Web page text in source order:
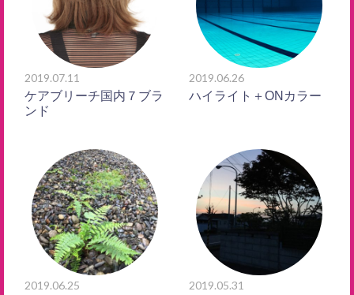
2019.07.11
ケアブリーチ国内７ブラ
ンド
2019.06.26
ハイライト＋ONカラー
2019.06.25
2019.05.31